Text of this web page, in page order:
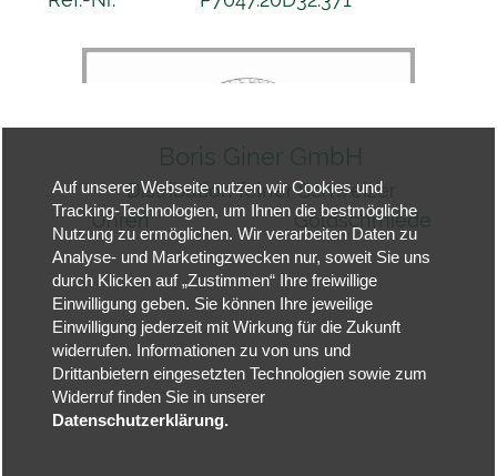
Boris Giner GmbH
Distribution feiner Schweizer
Uhren Goldschmiede
Hauptstraße
30
Hauptstraße 36
77839
Lichtenau
77866 Rheinau
Tel. 07227 - 22
Auf unserer Webseite nutzen wir Cookies und
Tracking-Technologien, um Ihnen die bestmögliche
Nutzung zu ermöglichen. Wir verarbeiten Daten zu
Analyse- und Marketingzwecken nur, soweit Sie uns
durch Klicken auf „Zustimmen“ Ihre freiwillige
Einwilligung geben. Sie können Ihre jeweilige
Einwilligung jederzeit mit Wirkung für die Zukunft
widerrufen. Informationen zu von uns und
Drittanbietern eingesetzten Technologien sowie zum
Widerruf finden Sie in unserer
Datenschutzerklärung.